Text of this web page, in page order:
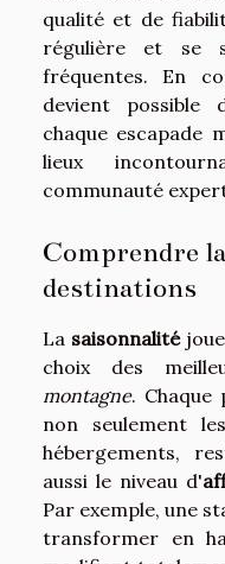
qualité et de
régulière et se
fréquentes. En
devient possible
chaque escapade
lieux
communauté
Comprendre
destinations
La saisonnalité
choix des
montagne. Chaque
non seulement
hébergements,
aussi le niveau d'
Par exemple, une
transformer en